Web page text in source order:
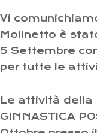
Vi
Molinetto è
5 Settembre
per tutte le
Le attività della
GINNASTICA